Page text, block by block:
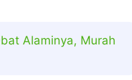
Alaminya, Murah